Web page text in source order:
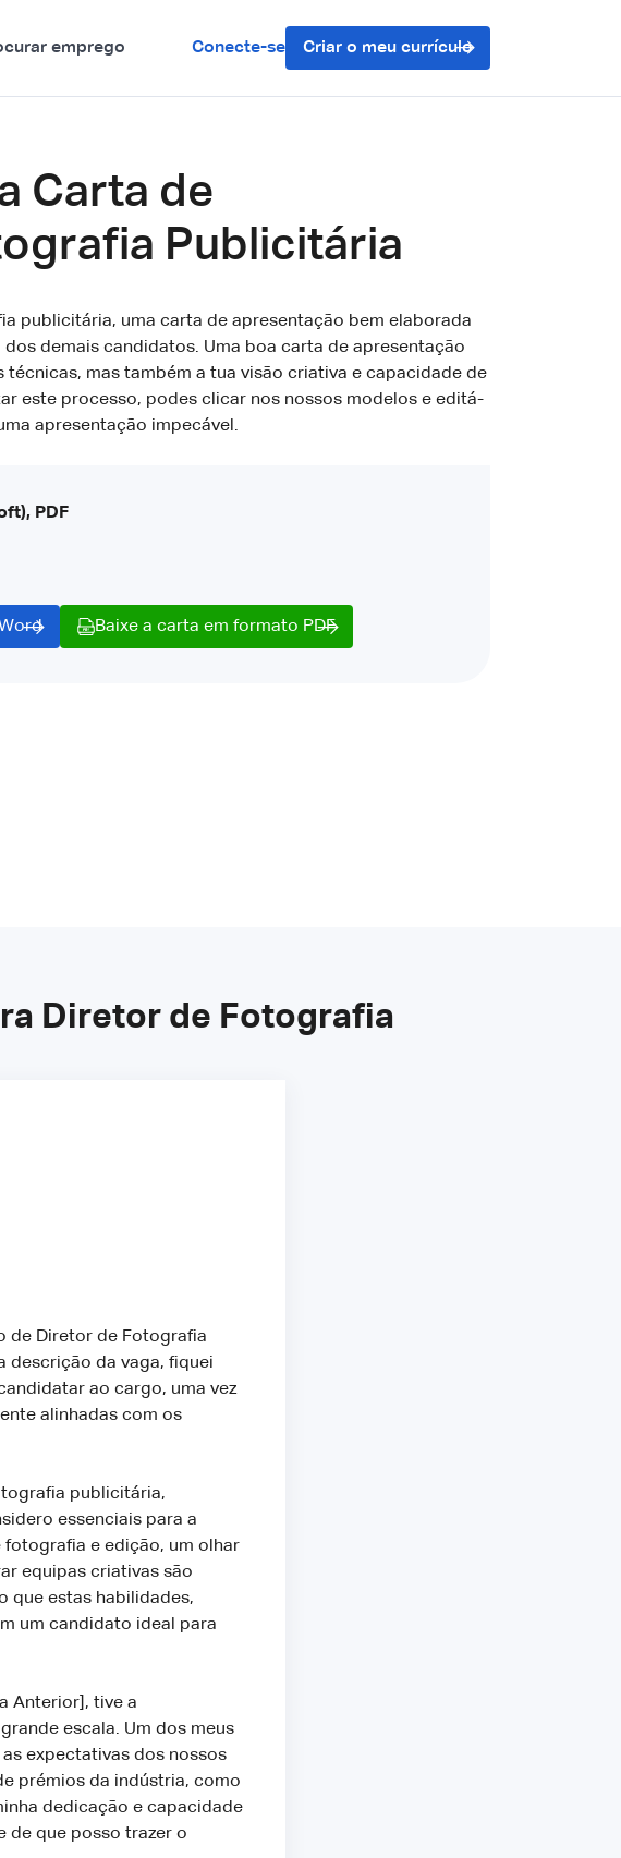
emprego Conecte-se Criar o meu currículo
Carta de
Publicitária
publicitária, uma carta de apresentação bem elaborada
demais candidatos. Uma boa carta de apresentação
técnicas, mas também a tua visão criativa e capacidade de
este processo, podes clicar nos nossos modelos e editá-
apresentação impecável.
PDF
Baixe a carta em formato PDF
Diretor de Fotografia
de Diretor de Fotografia
descrição da vaga, fiquei
ao cargo, uma vez
alinhadas com os
publicitária,
essenciais para a
e edição, um olhar
equipas criativas são
que estas habilidades,
um candidato ideal para
Anterior], tive a
escala. Um dos meus
expectativas dos nossos
prémios da indústria, como
dedicação e capacidade
de que posso trazer o